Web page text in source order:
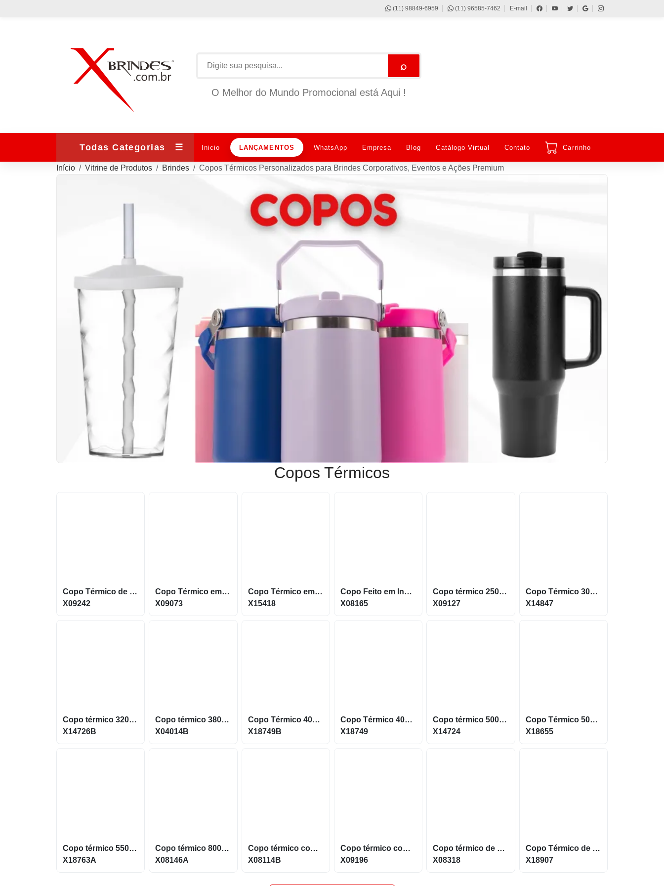
(11) 98849-6959 (11) 96585-7462 E-mail
⌕
O Melhor do Mundo Promocional está Aqui !
Todas Categorias ☰ Inicio LANÇAMENTOS WhatsApp Empresa Blog Catálogo Virtual Contato Carrinho
Início Vitrine de Produtos Brindes Copos Térmicos Personalizados para Brindes Corporativos, Eventos e Ações Premium
Copos Térmicos
Copo Térmico de 800ml com parede dupla em inox 304 X09242
X09242
Copo Térmico em inox 304 com base antiderrapante X09073
X09073
Copo Térmico em inox 350 ML com Parede Dupla X15418
X15418
Copo Feito em Inox 50ML Kit vem com 4 Peças X08165
X08165
Copo térmico 250 ML em inox com pintura eletrostática X09127
X09127
Copo Térmico 300ml em Inox com Parede Dupla X14847
X14847
Copo térmico 320ml de parede dupla em inox livre de BPA X14726B
X14726B
Copo térmico 380 ML Multiuso com parede dupla em inox, X04014B
X04014B
Copo Térmico 400ml com Caixa de Som Bluetooth X18749B
X18749B
Copo Térmico 400ML de Inox com Caixa de Som e Capacidade 400ml X18749
X18749
Copo térmico 500 ML de inox Com parede dupla X14724
X14724
Copo Térmico 500 ML Feito em Inox com canudo X18655
X18655
Copo térmico 550 ML feito em aço inox 304 X18763A
X18763A
Copo térmico 800 ML em inox com parede dupla X08146A
X08146A
Copo térmico com capacidade máxima de 300ml X08114B
X08114B
Copo térmico com capacidade para até 600ml X09196
X09196
Copo térmico de 1,25L em inox com parede Dupla X08318
X08318
Copo Térmico de 280ml com Parede Dupla e Tampa Anti-Vazamento X18907
X18907